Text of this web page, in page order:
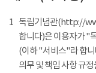
1 독립기념관(http://
합니다)은 이용자가 "
(이하 "서비스"라 합니
의무 및 책임 사항 규